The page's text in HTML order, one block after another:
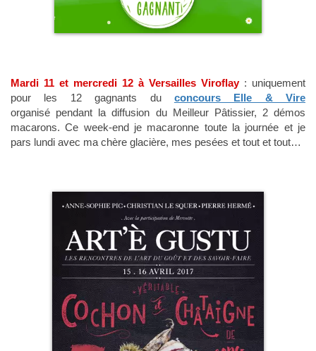
Mardi 11 et mercredi 12 à Versailles Viroflay : uniquement
pour les 12 gagnants du concours Elle & Vire
organisé pendant la diffusion du Meilleur Pâtissier, 2 démos
macarons. Ce week-end je macaronne toute la journée et je
pars lundi avec ma chère glacière, mes pesées et tout et tout…